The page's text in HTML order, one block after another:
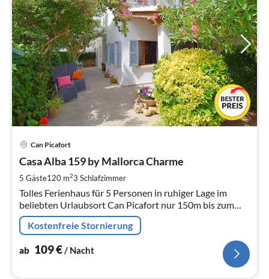
Can Picafort
Casa Alba 159 by Mallorca Charme
5 Gäste120 m23 Schlafzimmer
Tolles Ferienhaus für 5 Personen in ruhiger Lage im
beliebten Urlaubsort Can Picafort nur 150m bis zum
Strand
Kostenfreie Stornierung
ab 109€/ Nacht